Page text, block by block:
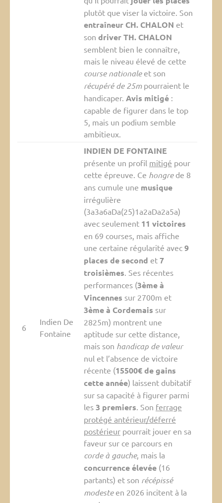
plutôt que viser la victoire. Son
entraîneur CH. CHALON et
son driver TH. CHALON
semblent bien le connaître,
mais le niveau élevé de cette
course nationaleet son
récupéré de 25mpourraient le
handicaper. Avis mitigé:
capable de figurer dans le top
5, mais un podium semble
ambitieux.
6
Indien De
Fontaine
INDIEN DE FONTAINE
présente un profil mitigé pour
cette épreuve. Ce hongrede 8
ans cumule une musique
irrégulière
(3a3a6aDa(25)1a2aDa2a5a)
avec seulement 11 victoires
en 69 courses, mais affiche
une certaine régularité avec 9
places de second et 7
troisièmes. Ses récentes
performances (3ème à
Vincennes sur 2700m et
3ème à Cordemais sur
2825m) montrent une
aptitude sur cette distance,
mais son handicap de valeur
nul et l’absence de victoire
récente (15500€ de gains
cette année) laissent dubitatif
sur sa capacité à figurer parmi
les 3 premiers. Son ferrage
protégé antérieur/déferré
postérieurpourrait jouer en sa
faveur sur ce parcours en
corde à gauche, mais la
concurrence élevée(16
partants) et son récépissé
modesteen 2026 incitent à la